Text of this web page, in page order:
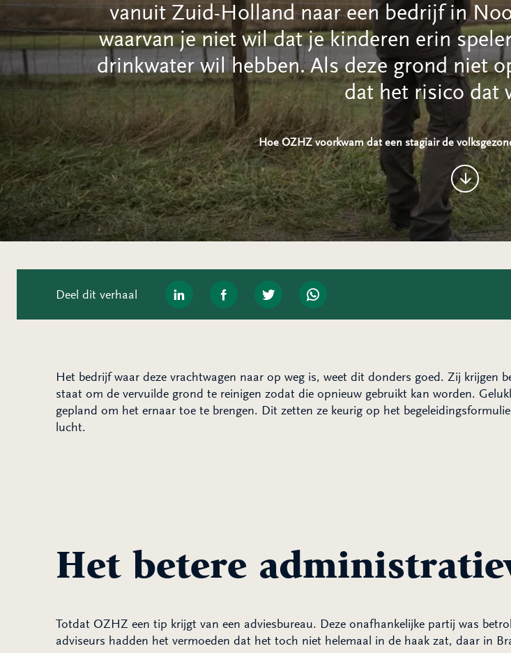
vanuit Zuid-Holland naar een bedrijf in
waarvan je niet wil dat je kinderen erin
drinkwater wil hebben. Als deze grond niet
dat het risico dat
Hoe OZHZ voorkwam dat een stagiair de
Deel dit verhaal
Het bedrijf waar deze vrachtwagen naar op weg is, weet dit donders goed. Zij krijgen
staat om de vervuilde grond te reinigen zodat die opnieuw gebruikt kan worden.
gepland om het ernaar toe te brengen. Dit zetten ze keurig op het
lucht.
Het betere
Totdat OZHZ een tip krijgt van een adviesbureau. Deze onafhankelijke partij was
adviseurs hadden het vermoeden dat het toch niet helemaal in de haak zat, daar in